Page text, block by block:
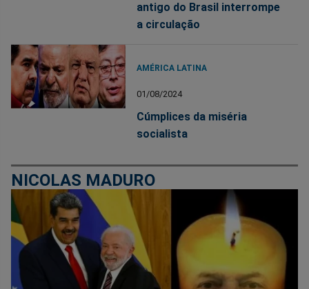
antigo do Brasil interrompe
a circulação
AMÉRICA LATINA
01/08/2024
Cúmplices da miséria
socialista
NICOLAS MADURO